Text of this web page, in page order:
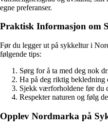
egne preferanser.
Praktisk Informasjon om
Før du legger ut på sykkeltur i
følgende tips:
Sørg for å ta med deg nok
Ha på deg riktig bekledning
Sjekk værforholdene før du
Respekter naturen og følg
Opplev Nordmarka på